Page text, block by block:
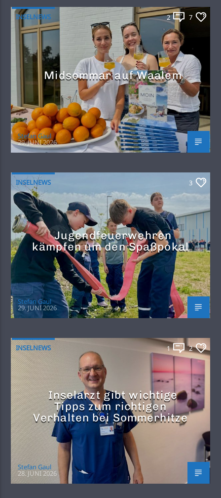
INSELNEWS 2 7
Midsommar auf Waalem
Stefan Gaul
29. JUNI 2026
INSELNEWS 3
Jugendfeuerwehren
kämpfen um den Spaßpokal
Stefan Gaul
29. JUNI 2026
INSELNEWS 1 2
Inselarzt gibt wichtige
Tipps zum richtigen
Verhalten bei Sommerhitze
Stefan Gaul
28. JUNI 2026